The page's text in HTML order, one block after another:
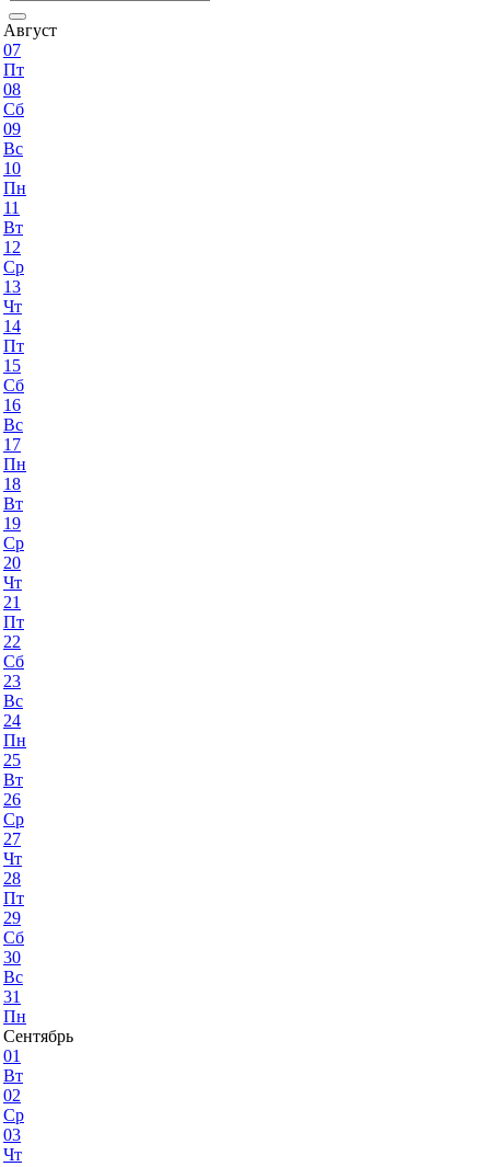
Август
07
Пт
08
Сб
09
Вс
10
Пн
11
Вт
12
Ср
13
Чт
14
Пт
15
Сб
16
Вс
17
Пн
18
Вт
19
Ср
20
Чт
21
Пт
22
Сб
23
Вс
24
Пн
25
Вт
26
Ср
27
Чт
28
Пт
29
Сб
30
Вс
31
Пн
Сентябрь
01
Вт
02
Ср
03
Чт